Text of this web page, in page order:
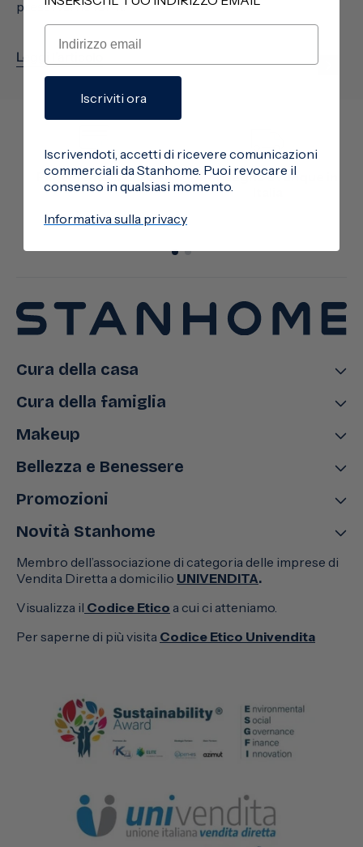
preservarne form...
Leggi l'articolo
Pagamento sicuro
Consegna ovunque in
Cura della casa
Cura della famiglia
Makeup
Bellezza e Benessere
Promozioni
Novità Stanhome
Membro dell’associazione di categoria delle imprese di
Vendita Diretta a domicilio UNIVENDITA.
Visualizza il Codice Etico a cui ci atteniamo.
Per saperne di più visita Codice Etico Univendita
Iscriviti ora
Iscrivendoti, accetti di ricevere comunicazioni
commerciali da Stanhome. Puoi revocare il
consenso in qualsiasi momento.
Informativa sulla privacy